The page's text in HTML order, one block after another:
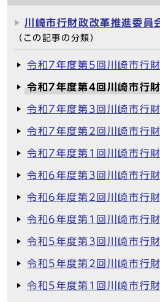
川崎市行財政改革推進委員
（この記事の分類）
令和7年度第5回川崎市行
令和7年度第4回川崎市行
令和7年度第3回川崎市行
令和7年度第2回川崎市行
令和7年度第1回川崎市行
令和6年度第3回川崎市行
令和6年度第2回川崎市行
令和6年度第1回川崎市行
令和5年度第3回川崎市行
令和5年度第2回川崎市行
令和5年度第1回川崎市行